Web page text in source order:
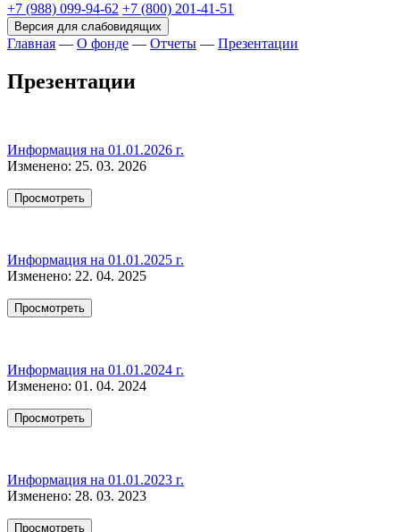
+7 (988) 099-94-62 +7 (800) 201-41-51
Главная — О фонде — Отчеты — Презентации
Презентации
Информация на 01.01.2026 г.
Изменено: 25. 03. 2026
Просмотреть
Информация на 01.01.2025 г.
Изменено: 22. 04. 2025
Просмотреть
Информация на 01.01.2024 г.
Изменено: 01. 04. 2024
Просмотреть
Информация на 01.01.2023 г.
Изменено: 28. 03. 2023
Просмотреть